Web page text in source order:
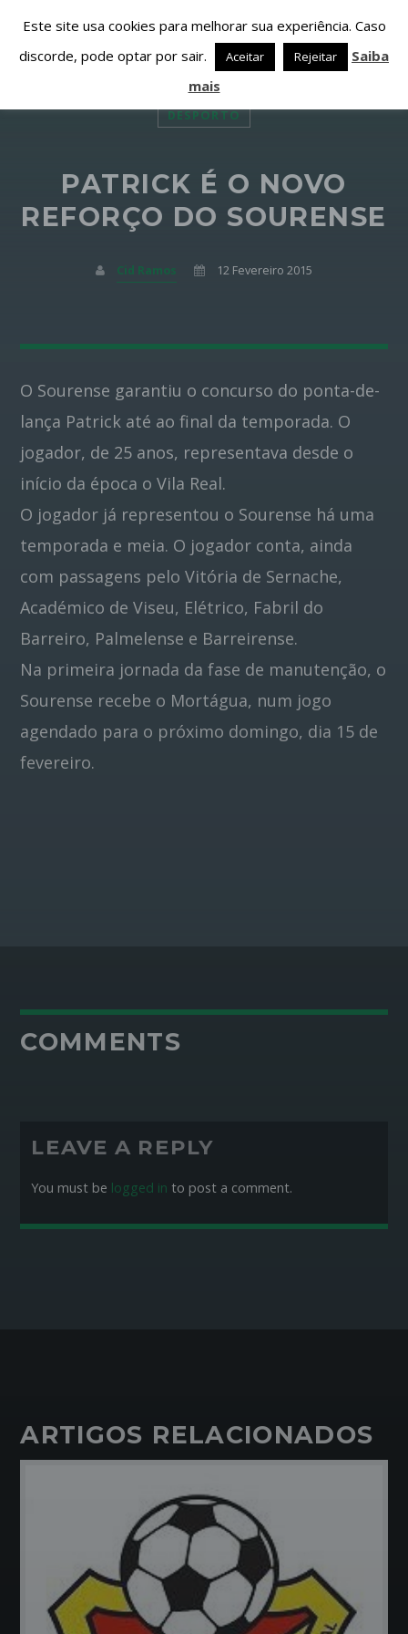
PESQUISAR NESTE WEBSITE:
PARTILHAR ESTA PÁGINA EM:
Twitter
Google+
Pinterest
DESPORTO
PATRICK É O NOVO
REFORÇO DO SOURENSE
Cid Ramos 12 Fevereiro 2015
O Sourense garantiu o concurso do ponta-de-
lança Patrick até ao final da temporada. O
jogador, de 25 anos, representava desde o
início da época o Vila Real.
O jogador já representou o Sourense há uma
temporada e meia. O jogador conta, ainda
com passagens pelo Vitória de Sernache,
Académico de Viseu, Elétrico, Fabril do
Barreiro, Palmelense e Barreirense.
Na primeira jornada da fase de manutenção, o
Sourense recebe o Mortágua, num jogo
agendado para o próximo domingo, dia 15 de
fevereiro.
COMMENTS
LEAVE A REPLY
You must be logged in to post a comment.
ARTIGOS RELACIONADOS
Este site usa cookies para melhorar sua experiência. Caso
discorde, pode optar por sair.
Aceitar Rejeitar
Saiba
mais